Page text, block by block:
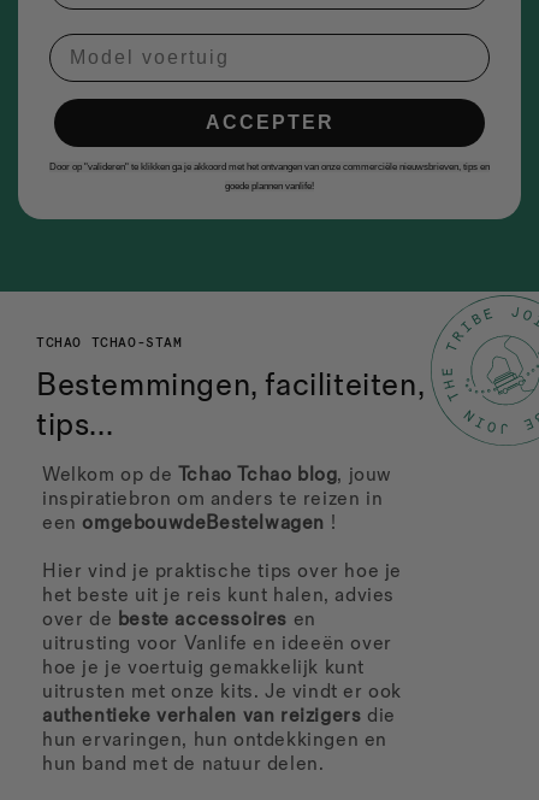
Model voertuig
ACCEPTER
Door op "valideren" te klikken ga je akkoord met het ontvangen van onze commerciële nieuwsbrieven, tips en
goede plannen vanlife!
TCHAO TCHAO-STAM
Bestemmingen, faciliteiten,
tips...
Welkom op de Tchao Tchao blog, jouw
inspiratiebron om anders te reizen in
een omgebouwdeBestelwagen !
Hier vind je praktische tips over hoe je
het beste uit je reis kunt halen, advies
over de beste accessoires en
uitrusting voor Vanlife en ideeën over
hoe je je voertuig gemakkelijk kunt
uitrusten met onze kits. Je vindt er ook
authentieke verhalen van reizigers die
hun ervaringen, hun ontdekkingen en
hun band met de natuur delen.